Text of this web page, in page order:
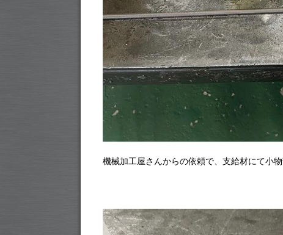
機械加工屋さんからの依頼で、支給材にて小